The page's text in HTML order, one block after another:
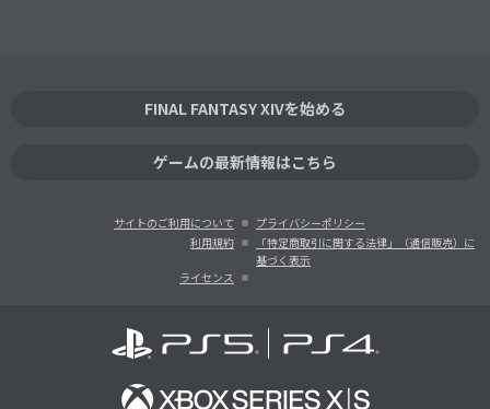
FINAL FANTASY XIVを始める
ゲームの最新情報はこちら
サイトのご利用について
プライバシーポリシー
利用規約
「特定商取引に関する法律」（通信販売）に
基づく表示
ライセンス